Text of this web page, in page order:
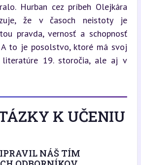
Hurban cez príbeh Olejkára
že v časoch neistoty je
pravda, vernosť a schopnosť
to je posolstvo, ktoré má svoj
literatúre 19. storočia, ale aj v
K UČENIU
NÁŠ TÍM